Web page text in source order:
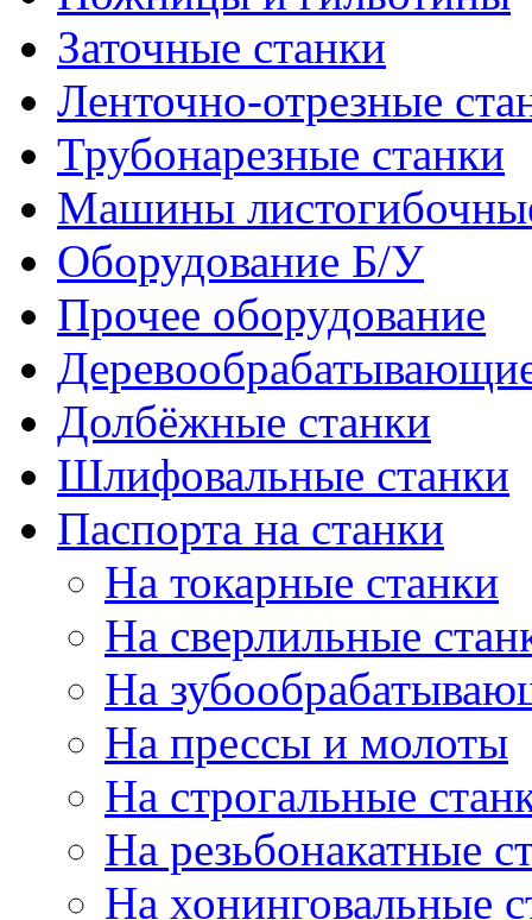
Заточные станки
Ленточно-отрезные
Трубонарезные станки
Машины
Оборудование Б/У
Прочее оборудование
Долбёжные станки
Шлифовальные станки
Паспорта на станки
На токарные станки
На сверлильные
На
На прессы и молоты
На строгальные
На резьбонакатные
На хонинговальные